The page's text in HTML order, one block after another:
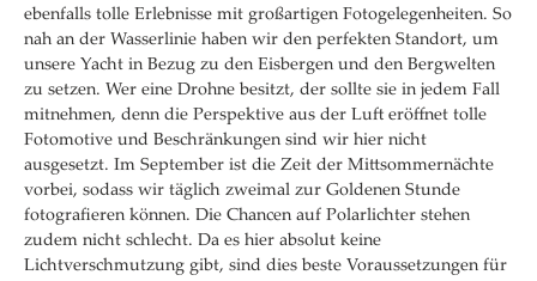
ebenfalls tolle Erlebnisse mit großartigen Fotogelegenheiten. So
nah an der Wasserlinie haben wir den perfekten Standort, um
unsere Yacht in Bezug zu den Eisbergen und den Bergwelten
zu setzen. Wer eine Drohne besitzt, der sollte sie in jedem Fall
mitnehmen, denn die Perspektive aus der Luft eröffnet tolle
Fotomotive und Beschränkungen sind wir hier nicht
ausgesetzt. Im September ist die Zeit der Mittsommernächte
vorbei, sodass wir täglich zweimal zur Goldenen Stunde
fotografieren können. Die Chancen auf Polarlichter stehen
zudem nicht schlecht. Da es hier absolut keine
Lichtverschmutzung gibt, sind dies beste Voraussetzungen für